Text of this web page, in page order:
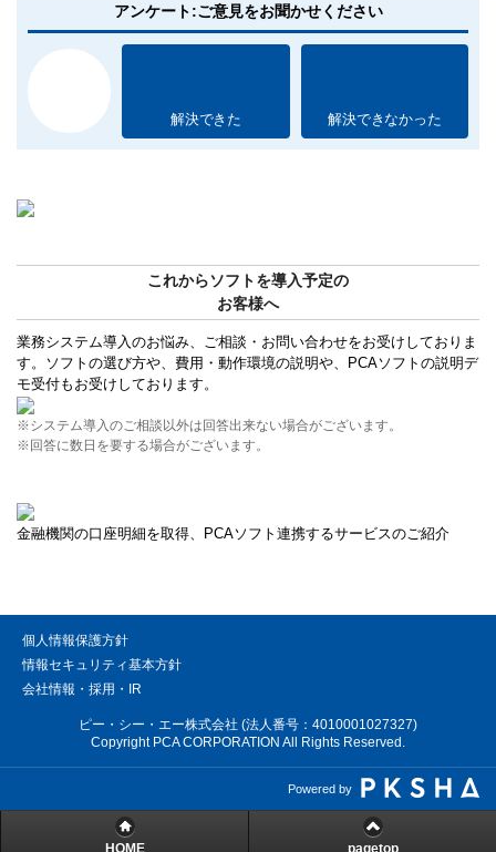
アンケート:ご意見をお聞かせください
解決できた 解決できなかった
これからソフトを導入予定の
お客様へ
業務システム導入のお悩み、ご相談・お問い合わせをお受けしておりま
す。ソフトの選び方や、費用・動作環境の説明や、PCAソフトの説明デ
モ受付もお受けしております。
※システム導入のご相談以外は回答出来ない場合がございます。
※回答に数日を要する場合がございます。
金融機関の口座明細を取得、PCAソフト連携するサービスのご紹介
個人情報保護方針
情報セキュリティ基本方針
会社情報・採用・IR
ピー・シー・エー株式会社 (法人番号：4010001027327)
Copyright PCA CORPORATION All Rights Reserved.
Powered by
HOME pagetop